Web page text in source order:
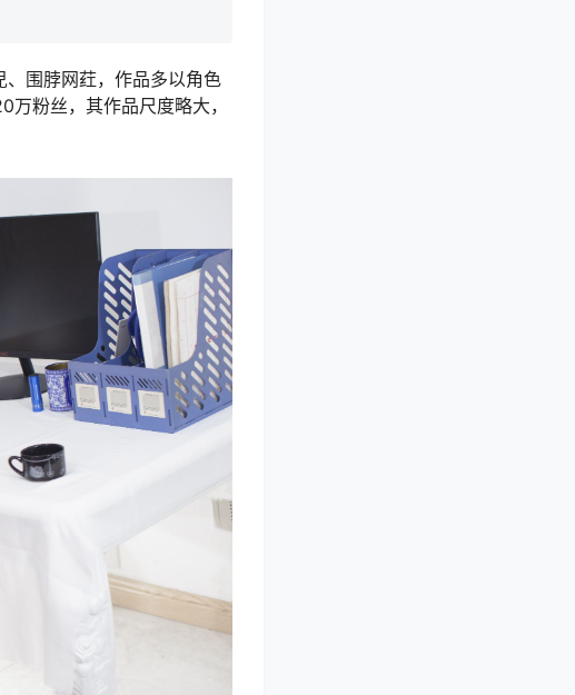
围脖网荭，作品多以角色
粉丝，其作品尺度略大，